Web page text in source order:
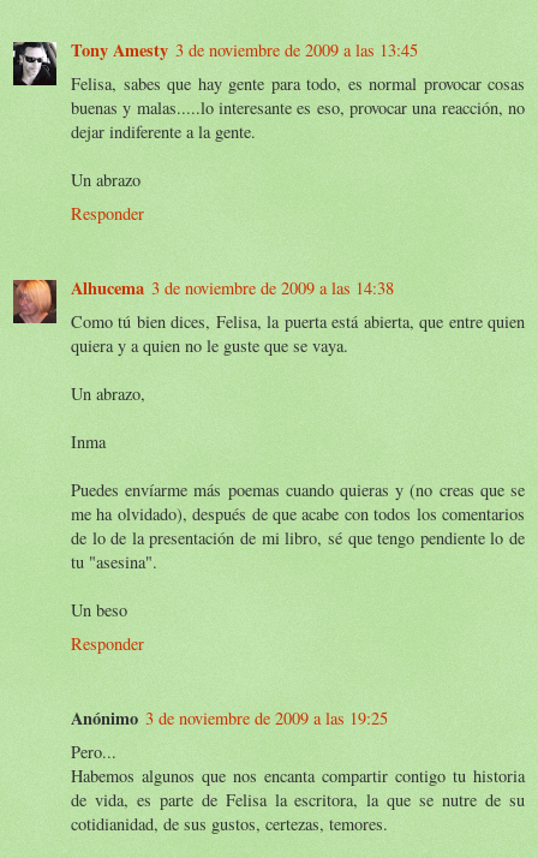
Tony Amesty 3 de noviembre de 2009 a las 13:45
Felisa, sabes que hay gente para todo, es normal provocar cosas
buenas y malas.....lo interesante es eso, provocar una reacción, no
dejar indiferente a la gente.
Un abrazo
Responder
Alhucema 3 de noviembre de 2009 a las 14:38
Como tú bien dices, Felisa, la puerta está abierta, que entre quien
quiera y a quien no le guste que se vaya.
Un abrazo,
Inma
Puedes envíarme más poemas cuando quieras y (no creas que se
me ha olvidado), después de que acabe con todos los comentarios
de lo de la presentación de mi libro, sé que tengo pendiente lo de
tu "asesina".
Un beso
Responder
Anónimo 3 de noviembre de 2009 a las 19:25
Pero...
Habemos algunos que nos encanta compartir contigo tu historia
de vida, es parte de Felisa la escritora, la que se nutre de su
cotidianidad, de sus gustos, certezas, temores.